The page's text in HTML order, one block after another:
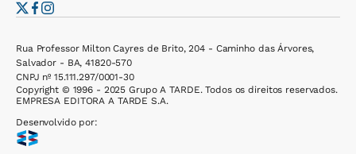
Rua Professor Milton Cayres de Brito, 204 - Caminho das Árvores,
Salvador - BA, 41820-570
CNPJ nº 15.111.297/0001-30
Copyright © 1996 - 2025 Grupo A TARDE. Todos os direitos reservados.
EMPRESA EDITORA A TARDE S.A.
Desenvolvido por: